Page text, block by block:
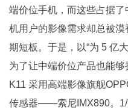
端价位手机，而这些占据
机用户的影像需求却总被
期短板。于是，以“为 5 亿
为了让中端价位产品也能
K11 采用高端影像旗舰
传感器——索尼IMX890。1/